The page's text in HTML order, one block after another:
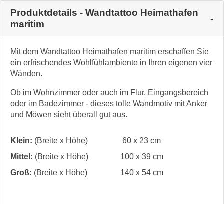
Produktdetails - Wandtattoo Heimathafen
maritim
Mit dem Wandtattoo Heimathafen maritim erschaffen Sie
ein erfrischendes Wohlfühlambiente in Ihren eigenen vier
Wänden.
Ob im Wohnzimmer oder auch im Flur, Eingangsbereich
oder im Badezimmer - dieses tolle Wandmotiv mit Anker
und Möwen sieht überall gut aus.
Klein: (Breite x Höhe)
60 x 23 cm
Mittel: (Breite x Höhe)
100 x 39 cm
Groß: (Breite x Höhe) 140 x 54 cm